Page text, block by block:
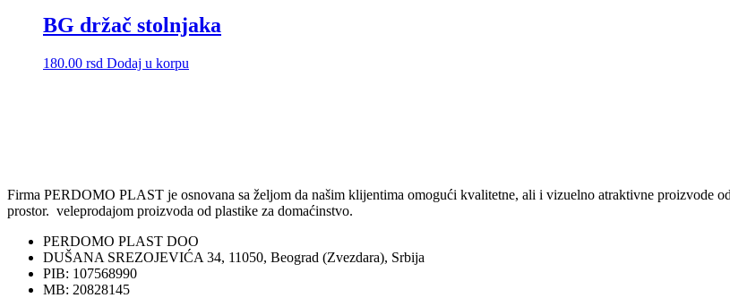
na
stranici
BG držač stolnjaka
180.00 rsd Dodaj u korpu
Firma PERDOMO PLAST je osnovana sa željom da našim klijentima omogući kvalitetne, ali i vizuelno atraktivne proizvode
prostor. veleprodajom proizvoda od plastike za domaćinstvo.
PERDOMO PLAST DOO
DUŠANA SREZOJEVIĆA 34, 11050, Beograd (Zvezdara), Srbija
PIB: 107568990
MB: 20828145